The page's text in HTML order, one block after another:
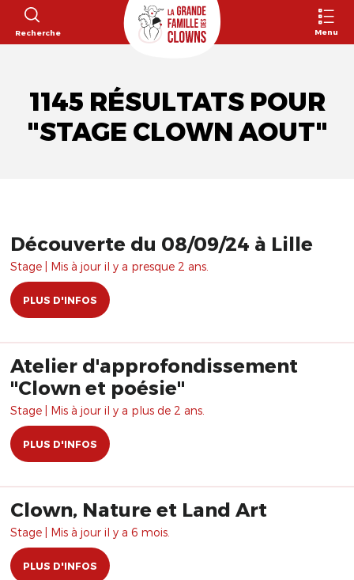
Recherche Menu
1145 RÉSULTATS POUR
"STAGE CLOWN AOUT"
Découverte du 08/09/24 à Lille
Stage | Mis à jour il y a presque 2 ans.
PLUS D'INFOS
Atelier d'approfondissement
"Clown et poésie"
Stage | Mis à jour il y a plus de 2 ans.
PLUS D'INFOS
Clown, Nature et Land Art
Stage | Mis à jour il y a 6 mois.
PLUS D'INFOS